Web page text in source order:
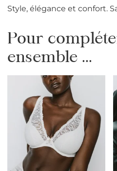
Style, élégance et confort.
Pour
ensemble ...